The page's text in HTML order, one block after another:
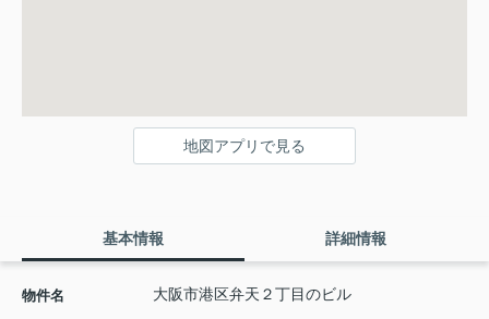
地図アプリで見る
基本情報 詳細情報
物件名 大阪市港区弁天２丁目のビル